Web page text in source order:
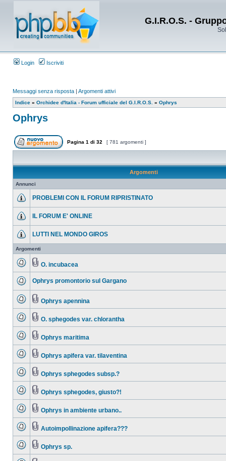
G.I.R.O.S. -
Login Iscriviti
Messaggi senza risposta | Argomenti attivi
Indice » Orchidee d'Italia - Forum ufficiale del G.I.R.O.S. » Ophrys
Ophrys
Pagina 1 di 32 [ 781 argomenti ]
Argomenti
Annunci
PROBLEMI CON IL FORUM RIPRISTINATO
IL FORUM E' ONLINE
LUTTI NEL MONDO GIROS
Argomenti
O. incubacea
Ophrys promontorio sul Gargano
Ophrys apennina
O. sphegodes var. chlorantha
Ophrys maritima
Ophrys apifera var. tilaventina
Ophrys sphegodes subsp.?
Ophrys sphegodes, giusto?!
Ophrys in ambiente urbano..
Autoimpollinazione apifera???
Ophrys sp.